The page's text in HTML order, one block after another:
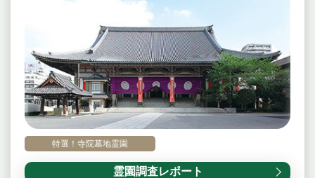
特選！寺院墓地霊園
霊園調査レポート